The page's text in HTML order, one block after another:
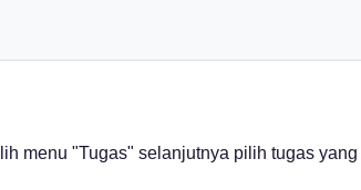
menu "Tugas" selanjutnya pilih tugas